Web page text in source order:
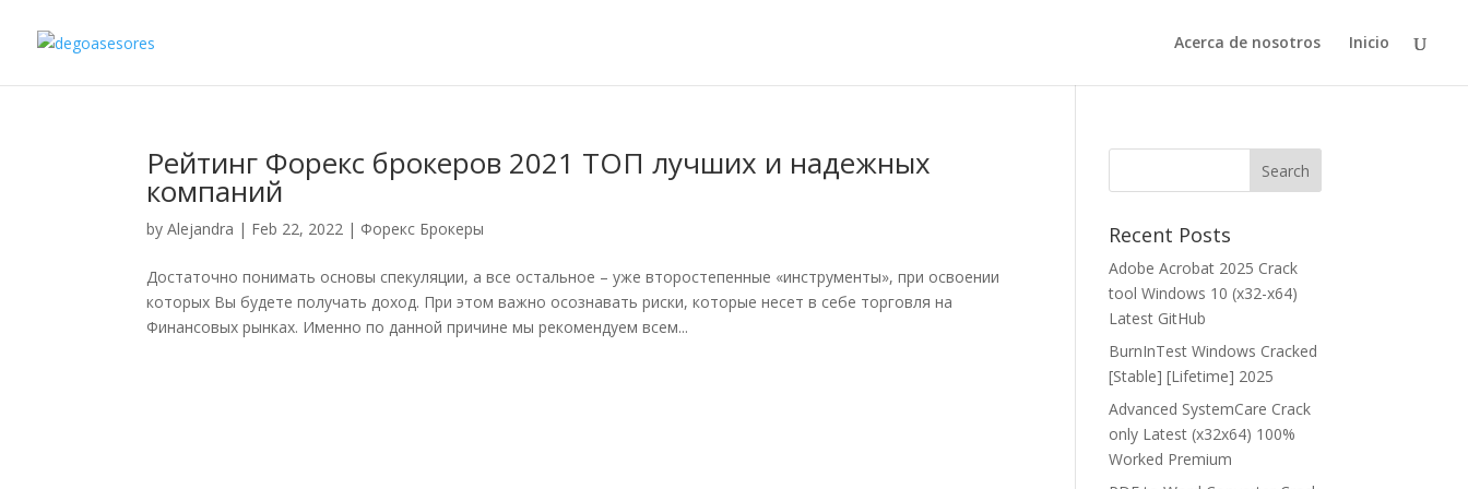
Acerca de nosotros Inicio
Рейтинг Форекс брокеров 2021 ТОП лучших и надежных
компаний
byAlejandra | Feb 22, 2022 | Форекс Брокеры
Достаточно понимать основы спекуляции, а все остальное – уже второстепенные «инструменты», при освоении
которых Вы будете получать доход. При этом важно осознавать риски, которые несет в себе торговля на
Финансовых рынках. Именно по данной причине мы рекомендуем всем...
Recent Posts
Adobe Acrobat 2025 Crack
tool Windows 10 (x32-x64)
Latest GitHub
BurnInTest Windows Cracked
[Stable] [Lifetime] 2025
Advanced SystemCare Crack
only Latest (x32x64) 100%
Worked Premium